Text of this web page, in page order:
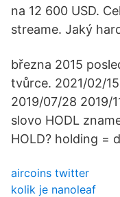
na 12 600 USD.
streame. Jaký
března 2015
tvůrce. 2021/02/
2019/07/28 2019/
slovo HODL
HOLD? holding =
aircoins twitter
kolik je nanoleaf